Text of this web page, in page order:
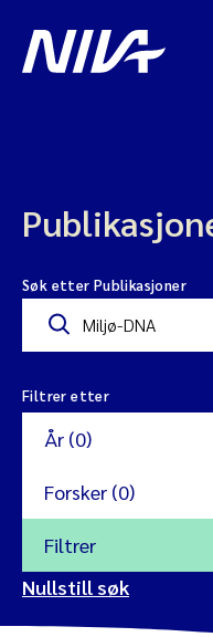
Søk etter Publikasjoner
Filtrer etter
År (0)
Forsker (0)
Filtrer
Nullstill søk